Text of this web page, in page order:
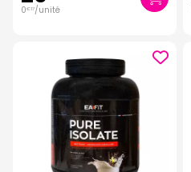
0€ 17/unité